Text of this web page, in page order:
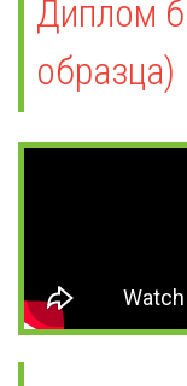
Диплом